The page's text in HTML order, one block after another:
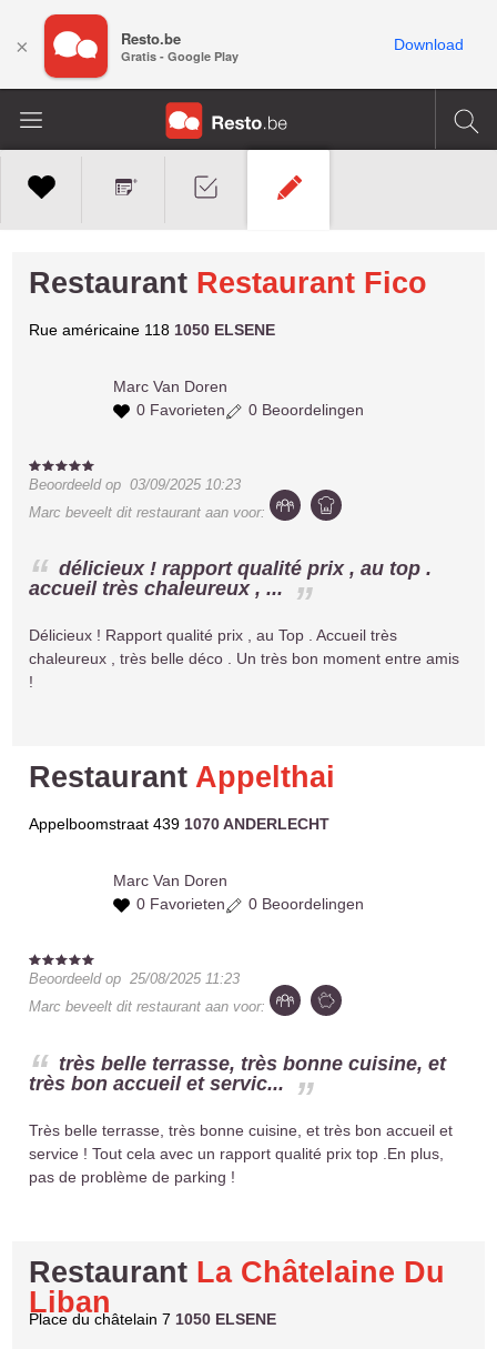
Restaurant Restaurant Fico
Rue américaine 118 1050 ELSENE
Marc Van Doren
0 Favorieten
0 Beoordelingen
Beoordeeld op03/09/2025 10:23
Marc beveelt dit restaurant aan voor:
délicieux ! rapport qualité prix , au top .
accueil très chaleureux , ...
Délicieux ! Rapport qualité prix , au Top . Accueil très
chaleureux , très belle déco . Un très bon moment entre amis
!
Restaurant Appelthai
Appelboomstraat 4391070 ANDERLECHT
Marc Van Doren
0 Favorieten
0 Beoordelingen
Beoordeeld op25/08/2025 11:23
Marc beveelt dit restaurant aan voor:
très belle terrasse, très bonne cuisine, et
très bon accueil et servic...
Très belle terrasse, très bonne cuisine, et très bon accueil et
service ! Tout cela avec un rapport qualité prix top .En plus,
pas de problème de parking !
Restaurant La Châtelaine Du
Liban
Place du châtelain 7 1050 ELSENE
× Resto.be
Gratis - Google Play
Download